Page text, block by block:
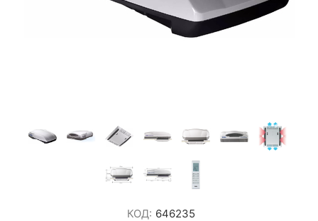
КОД: 646235